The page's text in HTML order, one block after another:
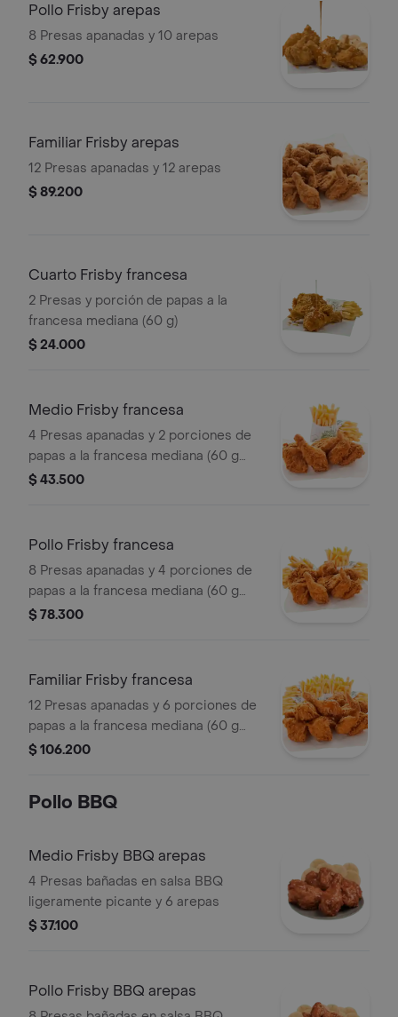
Pollo Frisby arepas
8 Presas apanadas y 10 arepas
$ 62.900
Familiar Frisby arepas
12 Presas apanadas y 12 arepas
$ 89.200
Cuarto Frisby francesa
2 Presas y porción de papas a la
francesa mediana (60 g)
$ 24.000
Medio Frisby francesa
4 Presas apanadas y 2 porciones de
papas a la francesa mediana (60 g
und)
$ 43.500
Pollo Frisby francesa
8 Presas apanadas y 4 porciones de
papas a la francesa mediana (60 g
und)
$ 78.300
Familiar Frisby francesa
12 Presas apanadas y 6 porciones de
papas a la francesa mediana (60 g
und)
$ 106.200
Pollo BBQ
Medio Frisby BBQ arepas
4 Presas bañadas en salsa BBQ
ligeramente picante y 6 arepas
$ 37.100
Pollo Frisby BBQ arepas